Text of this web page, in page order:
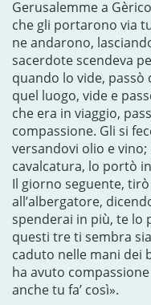
Gerusalemme a
che gli portarono via
ne andarono,
sacerdote scendeva
quando lo vide,
quel luogo, vide e
che era in viaggio,
compassione. Gli si
versandovi olio e
cavalcatura, lo portò
Il giorno seguente,
all’albergatore,
spenderai in più, te lo
questi tre ti sembra
caduto nelle mani dei
ha avuto compassione
anche tu fa’ così».